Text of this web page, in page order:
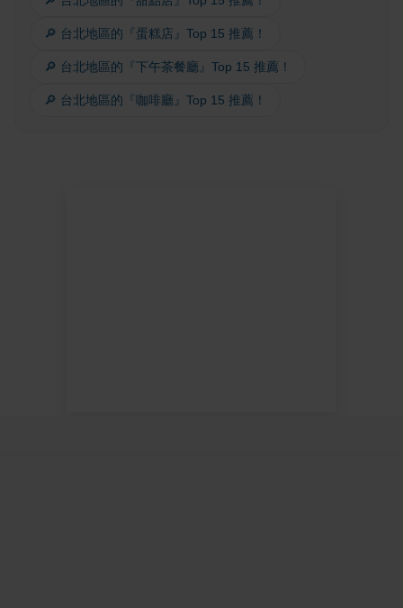
🔎 台北地區的『蛋糕店』Top 15 推薦！
🔎 台北地區的『下午茶餐廳』Top 15 推薦！
🔎 台北地區的『咖啡廳』Top 15 推薦！